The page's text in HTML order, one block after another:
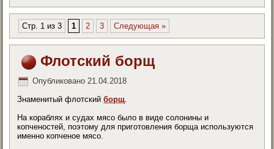
Стр. 1 из 3 1 2 3 Следующая »
Флотский борщ
Опубликовано 21.04.2018
Знаменитый флотскийборщ.
На кораблях и судах мясо было в виде солонины и
копченостей, поэтому для приготовления борща используются
именно копченое мясо.